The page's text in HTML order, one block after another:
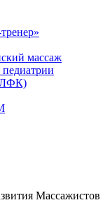
массаж
Массажистов